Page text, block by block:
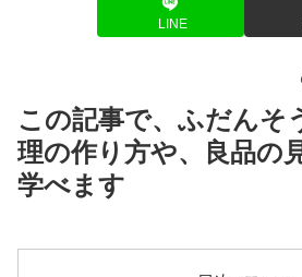
LINE
この記事で、ふだんそ
理の作り方や、良品の
学べます